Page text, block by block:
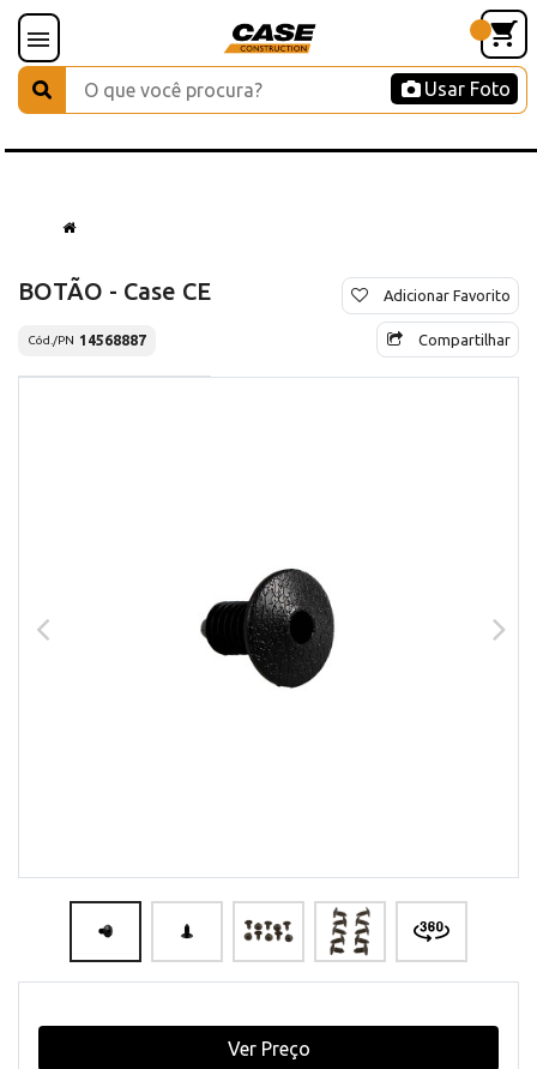
Usar Foto
BOTÃO - Case CE
Cód./PN 14568887
Adicionar Favorito
Compartilhar
Ver Preço